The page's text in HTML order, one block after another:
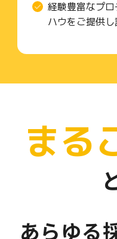
経験豊富なプ
ハウをご提供し
まる
あらゆる